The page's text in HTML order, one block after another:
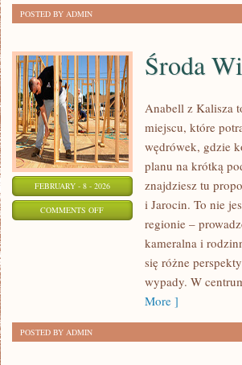
POSTED BY ADMIN
FEBRUARY - 8 - 2026
COMMENTS OFFON
WIELKOPOLSKA
Środa
Anabell z Kalisza
miejscu, które
wędrówek, gdzie
planu na krótką
znajdziesz tu
i Jarocin. To nie
regionie –
kameralna i
się różne
wypady. W
More ]
POSTED BY ADMIN